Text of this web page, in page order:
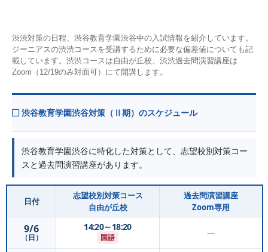
渋渋対策の日程、渋谷教育学園渋谷中の入試情報を紹介しています。
ジーニアスの渋渋コースを受講するために必要な偏差値についても記
載しています。渋渋コースは自由が丘校、渋渋過去問演習講座は
Zoom（12/19のみ対面可）にて開講します。
渋谷教育学園渋谷対策（Ⅱ期）のスケジュール
渋谷教育学園渋谷に特化した対策として、志望校別対策コー
スと過去問演習講座があります。
日付
志望校別対策コース
自由が丘校
過去問演習講座
Zoom専用
9/6
（日）
14:20～18:20
国語 —
動画
教材
お問い合わせ